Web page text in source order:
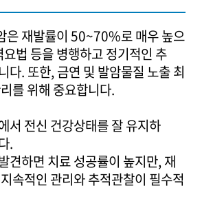
은 재발률이 50~70%로 매우 높으
법 등을 병행하고 정기적인 추
다. 또한, 금연 및 발암물질 노출 최
를 위해 중요합니다.
서 전신 건강상태를 잘 유지하
.
견하면 치료 성공률이 높지만, 재
속적인 관리와 추적관찰이 필수적